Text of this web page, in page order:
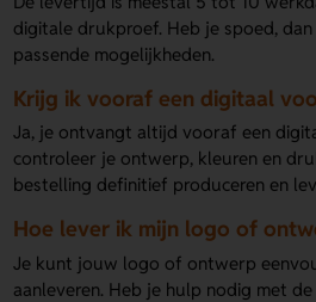
digitale drukproef. Heb je spoed,
passende mogelijkheden.
Krijg ik vooraf een digitaal
Ja, je ontvangt altijd vooraf een
controleer je ontwerp, kleuren en
bestelling definitief produceren en
Hoe lever ik mijn logo of
Je kunt jouw logo of ontwerp
aanleveren. Heb je hulp nodig met